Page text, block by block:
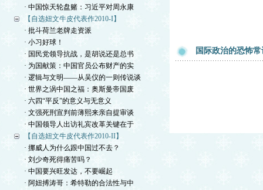
· 中国惊天轮盘赌：习近平对周永康
【自选妞文牛皮代表作2010-I】
· 批斗荷兰老牌走资派
· 小习好球！
· 国民党领导抗战，是胡说还是总书
· 为国献策：中国官员公布财产的实
· 逻辑与文明——从吴仪的一则传说谈
· 世界之涡中国之福：奥斯曼帝国废
· 六四“平反”的意义与无意义
· 文强死刑宣判前薄熙来亲自提审谈
· 中国领导人出访礼宾改革关键在于
【自选妞文牛皮代表作2010-II】
· 挪威人为什么跟中国过不去？
· 刘少奇死得痛苦吗？
· 中国要兴旺发达，不要崛起
· 阿妞搏涛哥：希特勒的合法性与中
国际政治的恐怖